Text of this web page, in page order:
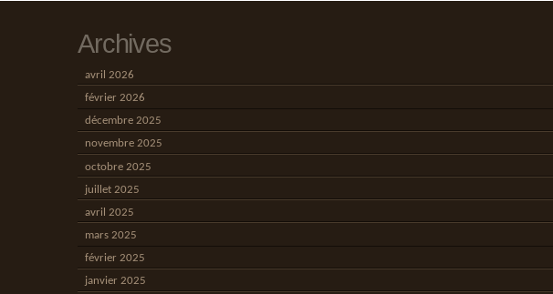
Archives
avril 2026
février 2026
décembre 2025
novembre 2025
octobre 2025
juillet 2025
avril 2025
mars 2025
février 2025
janvier 2025